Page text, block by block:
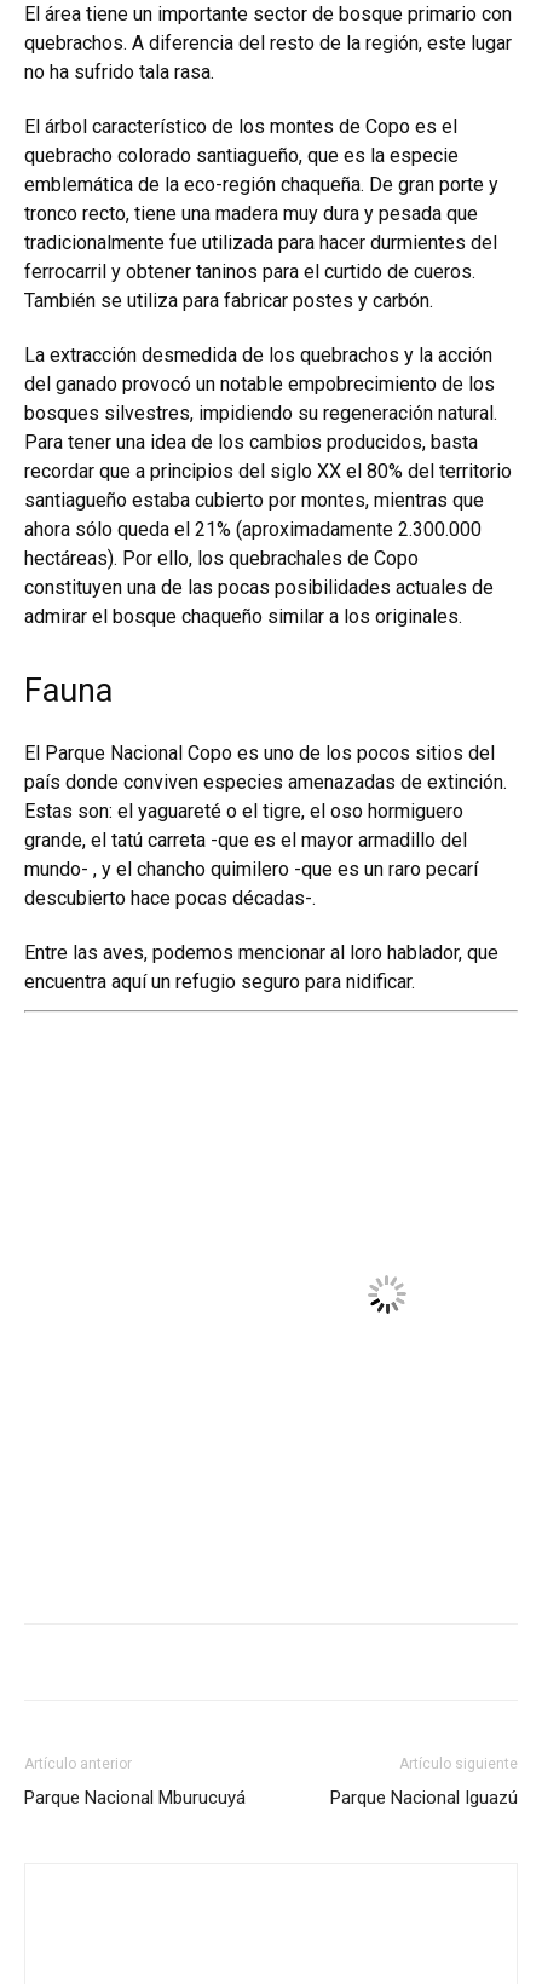
El área tiene un importante sector de bosque primario con
quebrachos. A diferencia del resto de la región, este lugar
no ha sufrido tala rasa.
El árbol característico de los montes de Copo es el
quebracho colorado santiagueño, que es la especie
emblemática de la eco-región chaqueña. De gran porte y
tronco recto, tiene una madera muy dura y pesada que
tradicionalmente fue utilizada para hacer durmientes del
ferrocarril y obtener taninos para el curtido de cueros.
También se utiliza para fabricar postes y carbón.
La extracción desmedida de los quebrachos y la acción
del ganado provocó un notable empobrecimiento de los
bosques silvestres, impidiendo su regeneración natural.
Para tener una idea de los cambios producidos, basta
recordar que a principios del siglo XX el 80% del territorio
santiagueño estaba cubierto por montes, mientras que
ahora sólo queda el 21% (aproximadamente 2.300.000
hectáreas). Por ello, los quebrachales de Copo
constituyen una de las pocas posibilidades actuales de
admirar el bosque chaqueño similar a los originales.
Fauna
El Parque Nacional Copo es uno de los pocos sitios del
país donde conviven especies amenazadas de extinción.
Estas son: el yaguareté o el tigre, el oso hormiguero
grande, el tatú carreta -que es el mayor armadillo del
mundo- , y el chancho quimilero -que es un raro pecarí
descubierto hace pocas décadas-.
Entre las aves, podemos mencionar al loro hablador, que
encuentra aquí un refugio seguro para nidificar.
Artículo anterior
Parque Nacional Mburucuyá
Artículo siguiente
Parque Nacional Iguazú